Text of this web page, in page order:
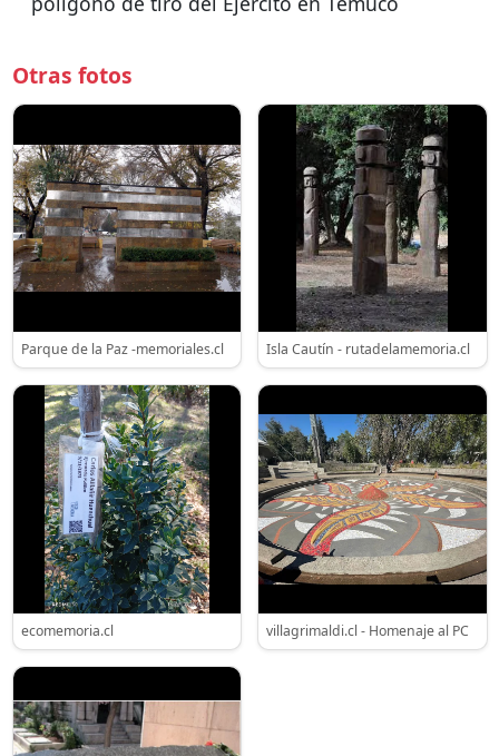
Otras fotos
Parque de la Paz -memoriales.cl Isla Cautín - rutadelamemoria.cl
ecomemoria.cl villagrimaldi.cl - Homenaje al PC